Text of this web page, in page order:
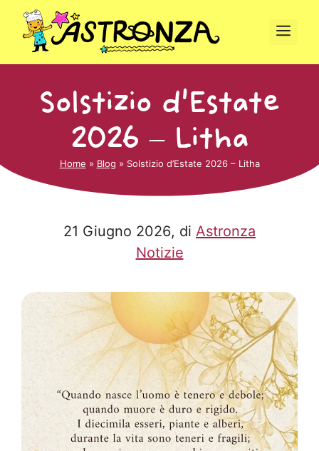
contenuto
Solstizio d’Estate
2026 – Litha
Home » Blog » Solstizio d’Estate 2026 – Litha
21 Giugno 2026, di Astronza
Notizie